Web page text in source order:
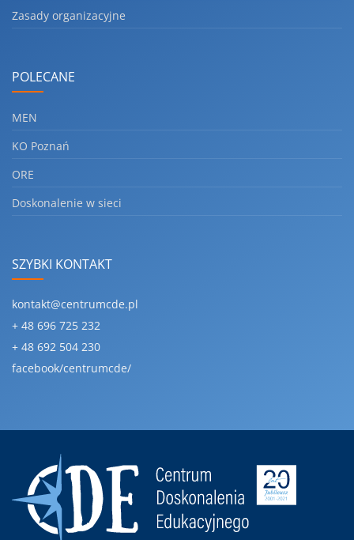
Zasady organizacyjne
POLECANE
MEN
KO Poznań
ORE
Doskonalenie w sieci
SZYBKI KONTAKT
kontakt@centrumcde.pl
+ 48 696 725 232
+ 48 692 504 230
facebook/centrumcde/